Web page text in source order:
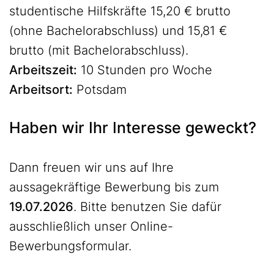
studentische Hilfskräfte 15,20 € brutto
(ohne Bachelorabschluss) und 15,81 €
brutto (mit Bachelorabschluss).
Arbeitszeit: 10 Stunden pro Woche
Arbeitsort: Potsdam
Haben wir Ihr Interesse geweckt?
Dann freuen wir uns auf Ihre
aussagekräftige Bewerbung bis zum
19.07.2026. Bitte benutzen Sie dafür
ausschließlich unser Online-
Bewerbungsformular.